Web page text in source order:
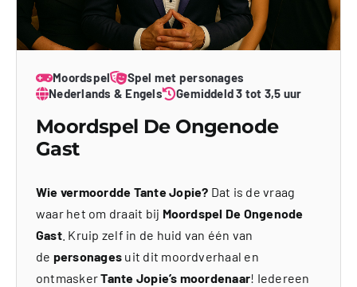
Moordspel
Spel met personages
Nederlands & Engels
Gemiddeld 3 tot 3,5 uur
Moordspel De Ongenode
Gast
Wie vermoordde Tante Jopie? Dat is de vraag
waar het om draait bij Moordspel De Ongenode
Gast. Kruip zelf in de huid van één van
de personages uit dit moordverhaal en
ontmaskerTante Jopie’s moordenaar! Iedereen